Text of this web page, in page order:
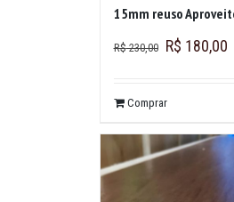
15mm reuso
R$230,00 R$ 180,00
Comprar